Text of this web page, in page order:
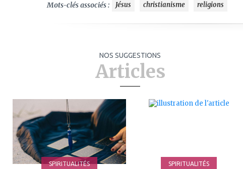
Mots-clés associés : Jésus christianisme religions
NOS SUGGESTIONS
Articles
mes
favoris
SPIRITUALITÉS SPIRITUALITÉS